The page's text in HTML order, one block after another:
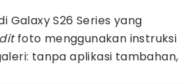
Galaxy S26 Series yang
foto menggunakan instruksi
tanpa aplikasi tambahan,